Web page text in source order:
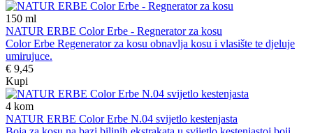
150 ml
NATUR ERBE Color Erbe - Regnerator za kosu
Color Erbe Regenerator za kosu obnavlja kosu i vlasište te djeluje
umirujuce.
€ 9,45
Kupi
4 kom
NATUR ERBE Color Erbe N.04 svijetlo kestenjasta